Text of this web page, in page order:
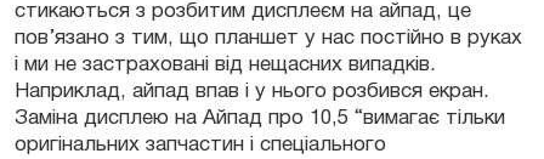
стикаються з розбитим дисплеєм на айпад, це
пов’язано з тим, що планшет у нас постійно в руках
і ми не застраховані від нещасних випадків.
Наприклад, айпад впав і у нього розбився екран.
Заміна дисплею на Айпад про 10,5 “вимагає тільки
оригінальних запчастин і спеціального